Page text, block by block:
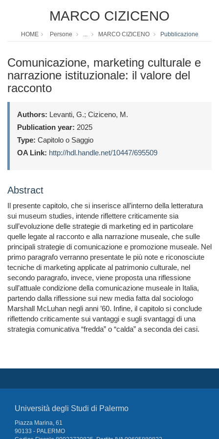
MARCO CIZICENO
HOME Persone ... MARCO CIZICENO Pubblicazione
Comunicazione, marketing culturale e
narrazione istituzionale: il valore del
racconto
Authors: Levanti, G.; Ciziceno, M.
Publication year: 2025
Type: Capitolo o Saggio
OA Link: http://hdl.handle.net/10447/695509
Abstract
Il presente capitolo, che si inserisce all’interno della letteratura
sui museum studies, intende riflettere criticamente sia
sull’evoluzione delle strategie di marketing ed in particolare
quelle legate al racconto e alla narrazione museale, che sulle
principali strategie di comunicazione e promozione museale. Nel
primo paragrafo verranno presentate le più note e riconosciute
tecniche di marketing applicate al patrimonio culturale, nel
secondo paragrafo, invece, viene proposta una riflessione
sull’attuale condizione della comunicazione museale in Italia,
partendo dalla riflessione sui new media fatta dal sociologo
Marshall McLuhan negli anni ’60. Infine, il capitolo si conclude
riflettendo criticamente sui vantaggi e sugli svantaggi di una
strategia comunicativa “fredda” o “calda” a seconda dei casi.
Università degli Studi di Palermo
Piazza Marina, 61
90133 - PALERMO